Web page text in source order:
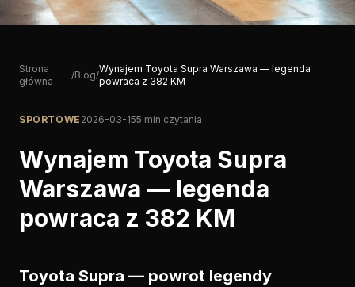
Strona
główna
/Blog/
Wynajem Toyota Supra Warszawa — legenda
powraca z 382 KM
SPORTOWE 2026-03-155 min czytania
Wynajem Toyota Supra
Warszawa — legenda
powraca z 382 KM
Toyota Supra — powrot legendy